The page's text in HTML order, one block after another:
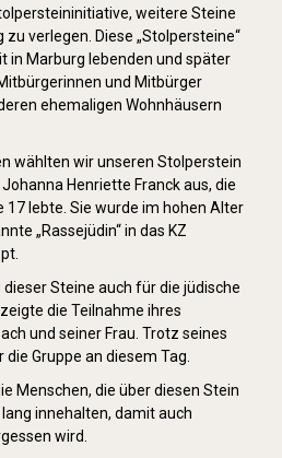
weitere Steine
verlegen. Diese „Stolpersteine“
in Marburg lebenden und später
und Mitbürger
ehemaligen Wohnhäusern
wählten wir unseren Stolperstein
Henriette Franck aus, die
17 lebte. Sie wurde im hohen Alter
„Rassejüdin“ in das KZ
Steine auch für die jüdische
die Teilnahme ihres
und seiner Frau. Trotz seines
Gruppe an diesem Tag.
Menschen, die über diesen Stein
innehalten, damit auch
wird.